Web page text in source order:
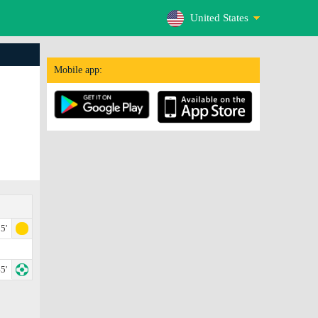
United States
Mobile app: